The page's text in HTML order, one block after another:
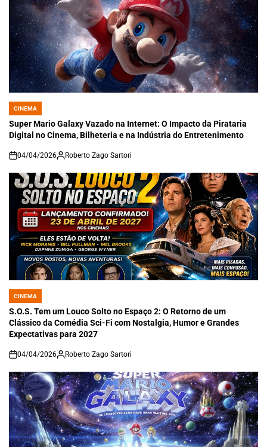
POSTED
IN
CINEMA
Super Mario Galaxy Vazado na Internet: O Impacto da Pirataria
Digital no Cinema, Bilheteria e na Indústria do Entretenimento
on
04/04/2026 Roberto Zago Sartori
POSTED
IN
CINEMA
S.O.S. Tem um Louco Solto no Espaço 2: O Retorno de um
Clássico da Comédia Sci-Fi com Nostalgia, Humor e Grandes
Expectativas para 2027
on
04/04/2026 Roberto Zago Sartori